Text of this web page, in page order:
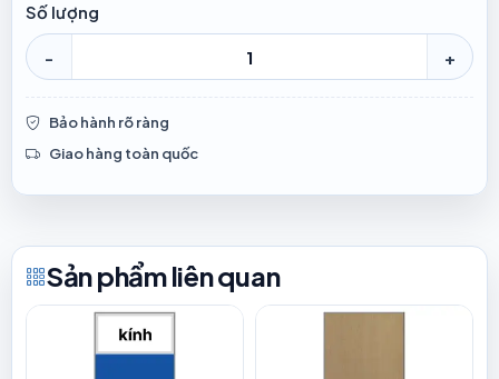
Số lượng
- +
Bảo hành rõ ràng
Giao hàng toàn quốc
Sản phẩm liên quan